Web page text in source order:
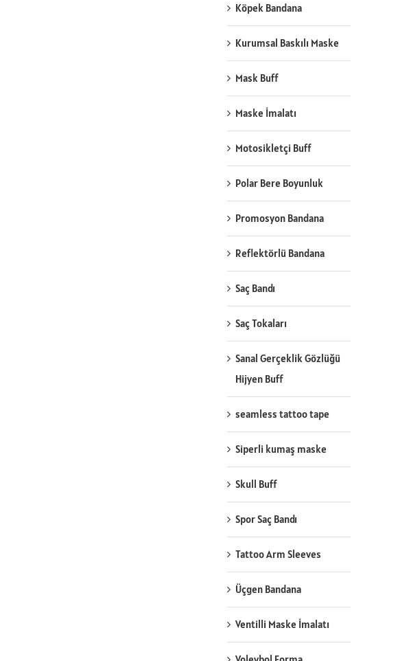
Köpek Bandana
Kurumsal Baskılı Maske
Mask Buff
Maske İmalatı
Motosikletçi Buff
Polar Bere Boyunluk
Promosyon Bandana
Reflektörlü Bandana
Saç Bandı
Saç Tokaları
Sanal Gerçeklik Gözlüğü
Hijyen Buff
seamless tattoo tape
Siperli kumaş maske
Skull Buff
Spor Saç Bandı
Tattoo Arm Sleeves
Üçgen Bandana
Ventilli Maske İmalatı